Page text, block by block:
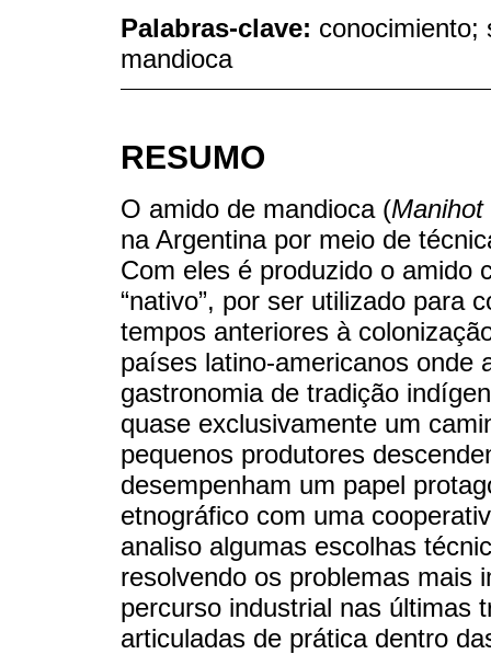
Palabras-clave: conocimiento;
mandioca
RESUMO
O amido de mandioca (
na Argentina por meio de
Com eles é produzido o amido
“nativo”, por ser utilizado para
tempos anteriores à
países latino-americanos onde
gastronomia de tradição
quase exclusivamente um
pequenos produtores
desempenham um papel
etnográfico com uma
analiso algumas escolhas
resolvendo os problemas mais
percurso industrial nas últimas
articuladas de prática dentro